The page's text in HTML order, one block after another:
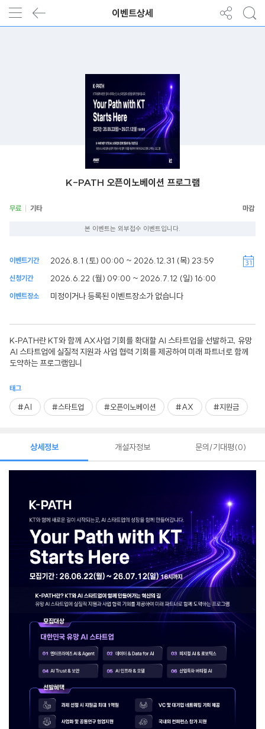
이벤트상세
K-PATH 오픈이노베이션 프로그램
무료 기타
본 이벤트는 외부접수 이벤트입니다.
이벤트기간 2026.8.1 (토) 00:00 ~ 2026.12.31 (목) 23:59
신청기간 2026.6.22 (월) 09:00 ~ 2026.7.12 (일) 16:00
이벤트장소 미정이거나 등록된 이벤트장소가 없습니다
K‑PATH란 KT와 함께 AX사업 기회를 확대할 AI 스타트업을 선발하고, 유망
AI 스타트업에 실질적 지원과 사업 협력 기회를 제공하여 미래 파트너로 함께
도약하는 프로그램입니
태그
#AI #스타트업 #오픈이노베이션 #AX #지원금
상세정보 개설자정보 문의/기대평 0